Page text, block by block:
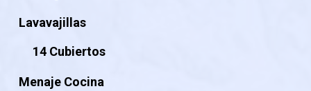
Lavavajillas
14 Cubiertos
Menaje Cocina